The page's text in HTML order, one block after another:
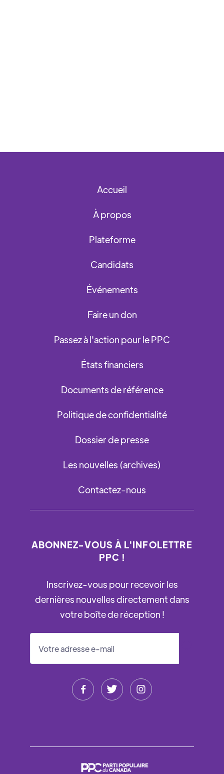
Accueil
À propos
Plateforme
Candidats
Événements
Faire un don
Passez à l'action pour le PPC
États financiers
Documents de référence
Politique de confidentialité
Dossier de presse
Les nouvelles (archives)
Contactez-nous
ABONNEZ-VOUS À L'INFOLETTRE
PPC !
Inscrivez-vous pour recevoir les
dernières nouvelles directement dans
votre boîte de réception !
  